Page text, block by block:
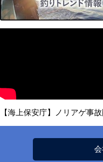
【海上保安庁】ノリアゲ事